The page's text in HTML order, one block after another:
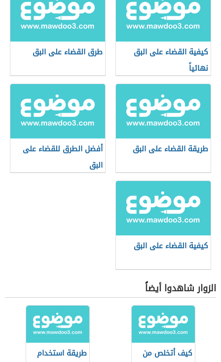
كيفية القضاء على البق
نهائياً
طرق القضاء على البق
طريقة القضاء على البق
أفضل الطرق للقضاء على
البق
كيفية القضاء على البق
الزوار شاهدوا أيضاً
كيف أتخلص من
طريقة استخدام